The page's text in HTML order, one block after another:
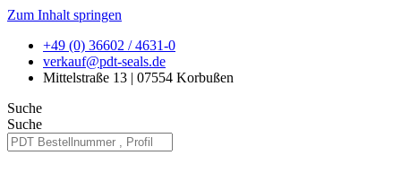
Zum Inhalt springen
+49 (0) 36602 / 4631-0
verkauf@pdt-seals.de
Mittelstraße 13 | 07554 Korbußen
Suche
Suche